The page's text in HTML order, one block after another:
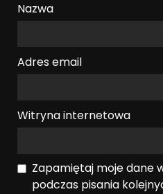
Nazwa
Adres email
Witryna internetowa
Zapamiętaj moje dane
podczas pisania